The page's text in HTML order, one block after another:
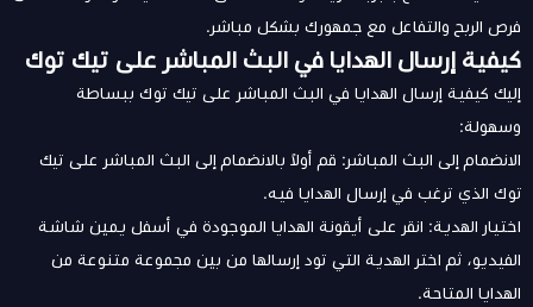
فرص الربح والتفاعل مع جمهورك بشكل مباشر.
كيفية إرسال الهدايا في البث المباشر على تيك توك
إليك كيفية إرسال الهدايا في البث المباشر على تيك توك ببساطة
وسهولة:
الانضمام إلى البث المباشر: قم أولاً بالانضمام إلى البث المباشر على تيك
توك الذي ترغب في إرسال الهدايا فيه.
اختيار الهدية: انقر على أيقونة الهدايا الموجودة في أسفل يمين شاشة
الفيديو، ثم اختر الهدية التي تود إرسالها من بين مجموعة متنوعة من
الهدايا المتاحة.